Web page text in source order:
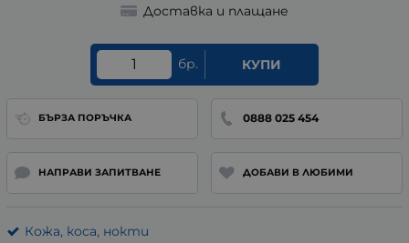
Доставка и плащане
бр. КУПИ
БЪРЗА ПОРЪЧКА 0888 025 454
НАПРАВИ ЗАПИТВАНЕ ДОБАВИ В ЛЮБИМИ
Кожа, коса, нокти